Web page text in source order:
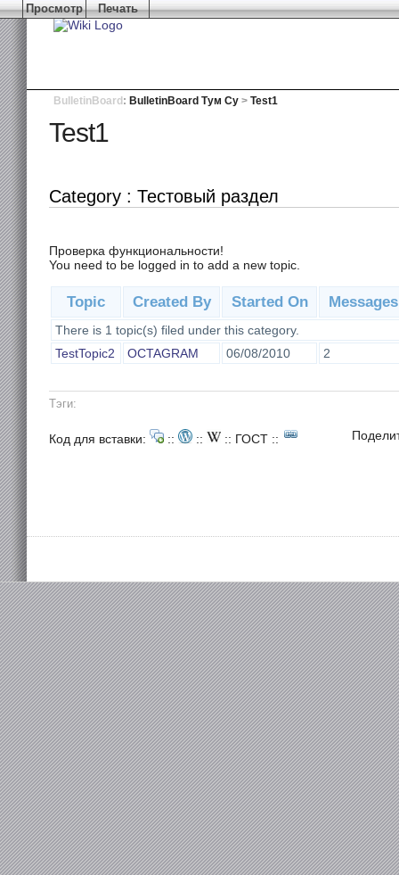
Просмотр Печать
BulletinBoard : BulletinBoard Тум Су > Test1
Test1
Category : Тестовый раздел
Проверка функциональности!
You need to be logged in to add a new topic.
Topic Created By Started On Messages
There is 1 topic(s) filed under this category.
TestTopic2
OCTAGRAM 06/08/2010 2
Тэги:
Код для вставки: :: :: :: ГОСТ ::